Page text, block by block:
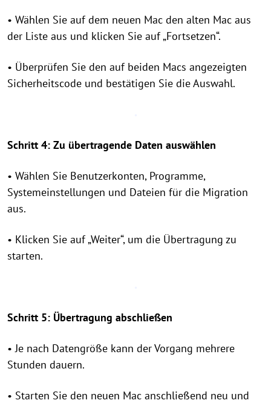
• Wählen Sie auf dem neuen Mac den alten Mac aus
der Liste aus und klicken Sie auf „Fortsetzen“.
• Überprüfen Sie den auf beiden Macs angezeigten
Sicherheitscode und bestätigen Sie die Auswahl.
Schritt 4: Zu übertragende Daten auswählen
• Wählen Sie Benutzerkonten, Programme,
Systemeinstellungen und Dateien für die Migration
aus.
• Klicken Sie auf „Weiter“, um die Übertragung zu
starten.
Schritt 5: Übertragung abschließen
• Je nach Datengröße kann der Vorgang mehrere
Stunden dauern.
• Starten Sie den neuen Mac anschließend neu und